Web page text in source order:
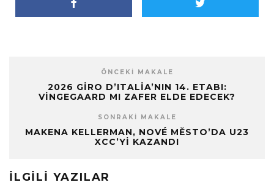
ÖNCEKI MAKALE
2026 GIRO D’ITALIA’NIN 14. ETABI:
VINGEGAARD MI ZAFER ELDE EDECEK?
SONRAKI MAKALE
MAKENA KELLERMAN, NOVÉ MĚSTO’DA U23
XCC’YI KAZANDI
İLGILI YAZILAR